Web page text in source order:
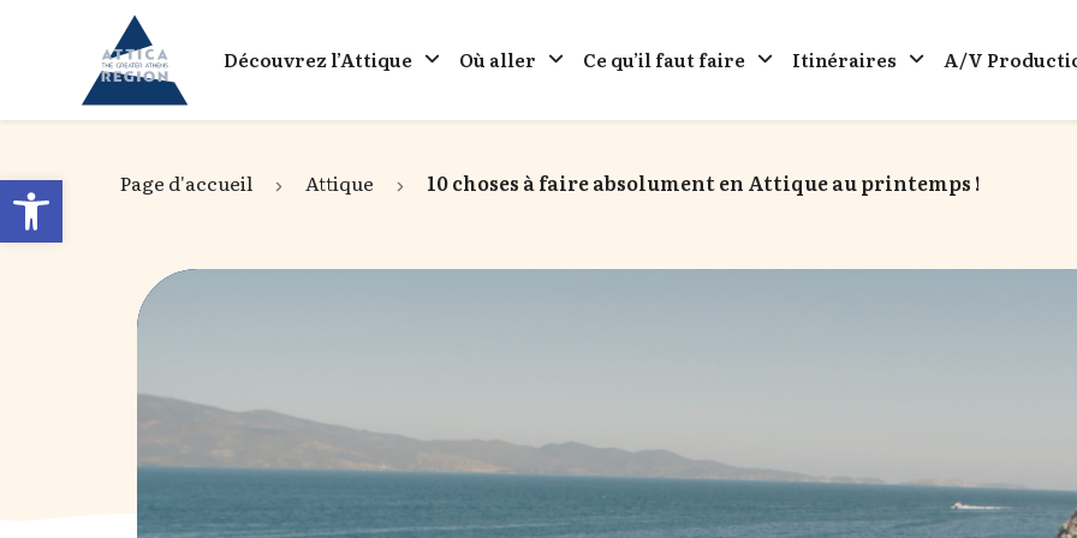
Open toolbar
Go to home
Découvrez l’Attique Où aller Ce qu’il faut faire Itinéraires A/V
Page d'accueil Attique 10 choses à faire absolument en Attique au printemps !